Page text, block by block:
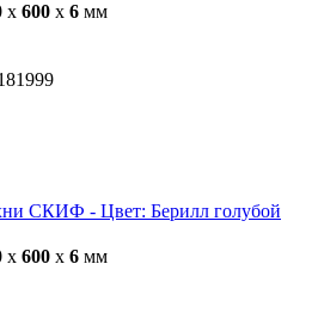
x 600 x 6 мм
СКИФ - Цвет: Берилл голубой
x 600 x 6 мм